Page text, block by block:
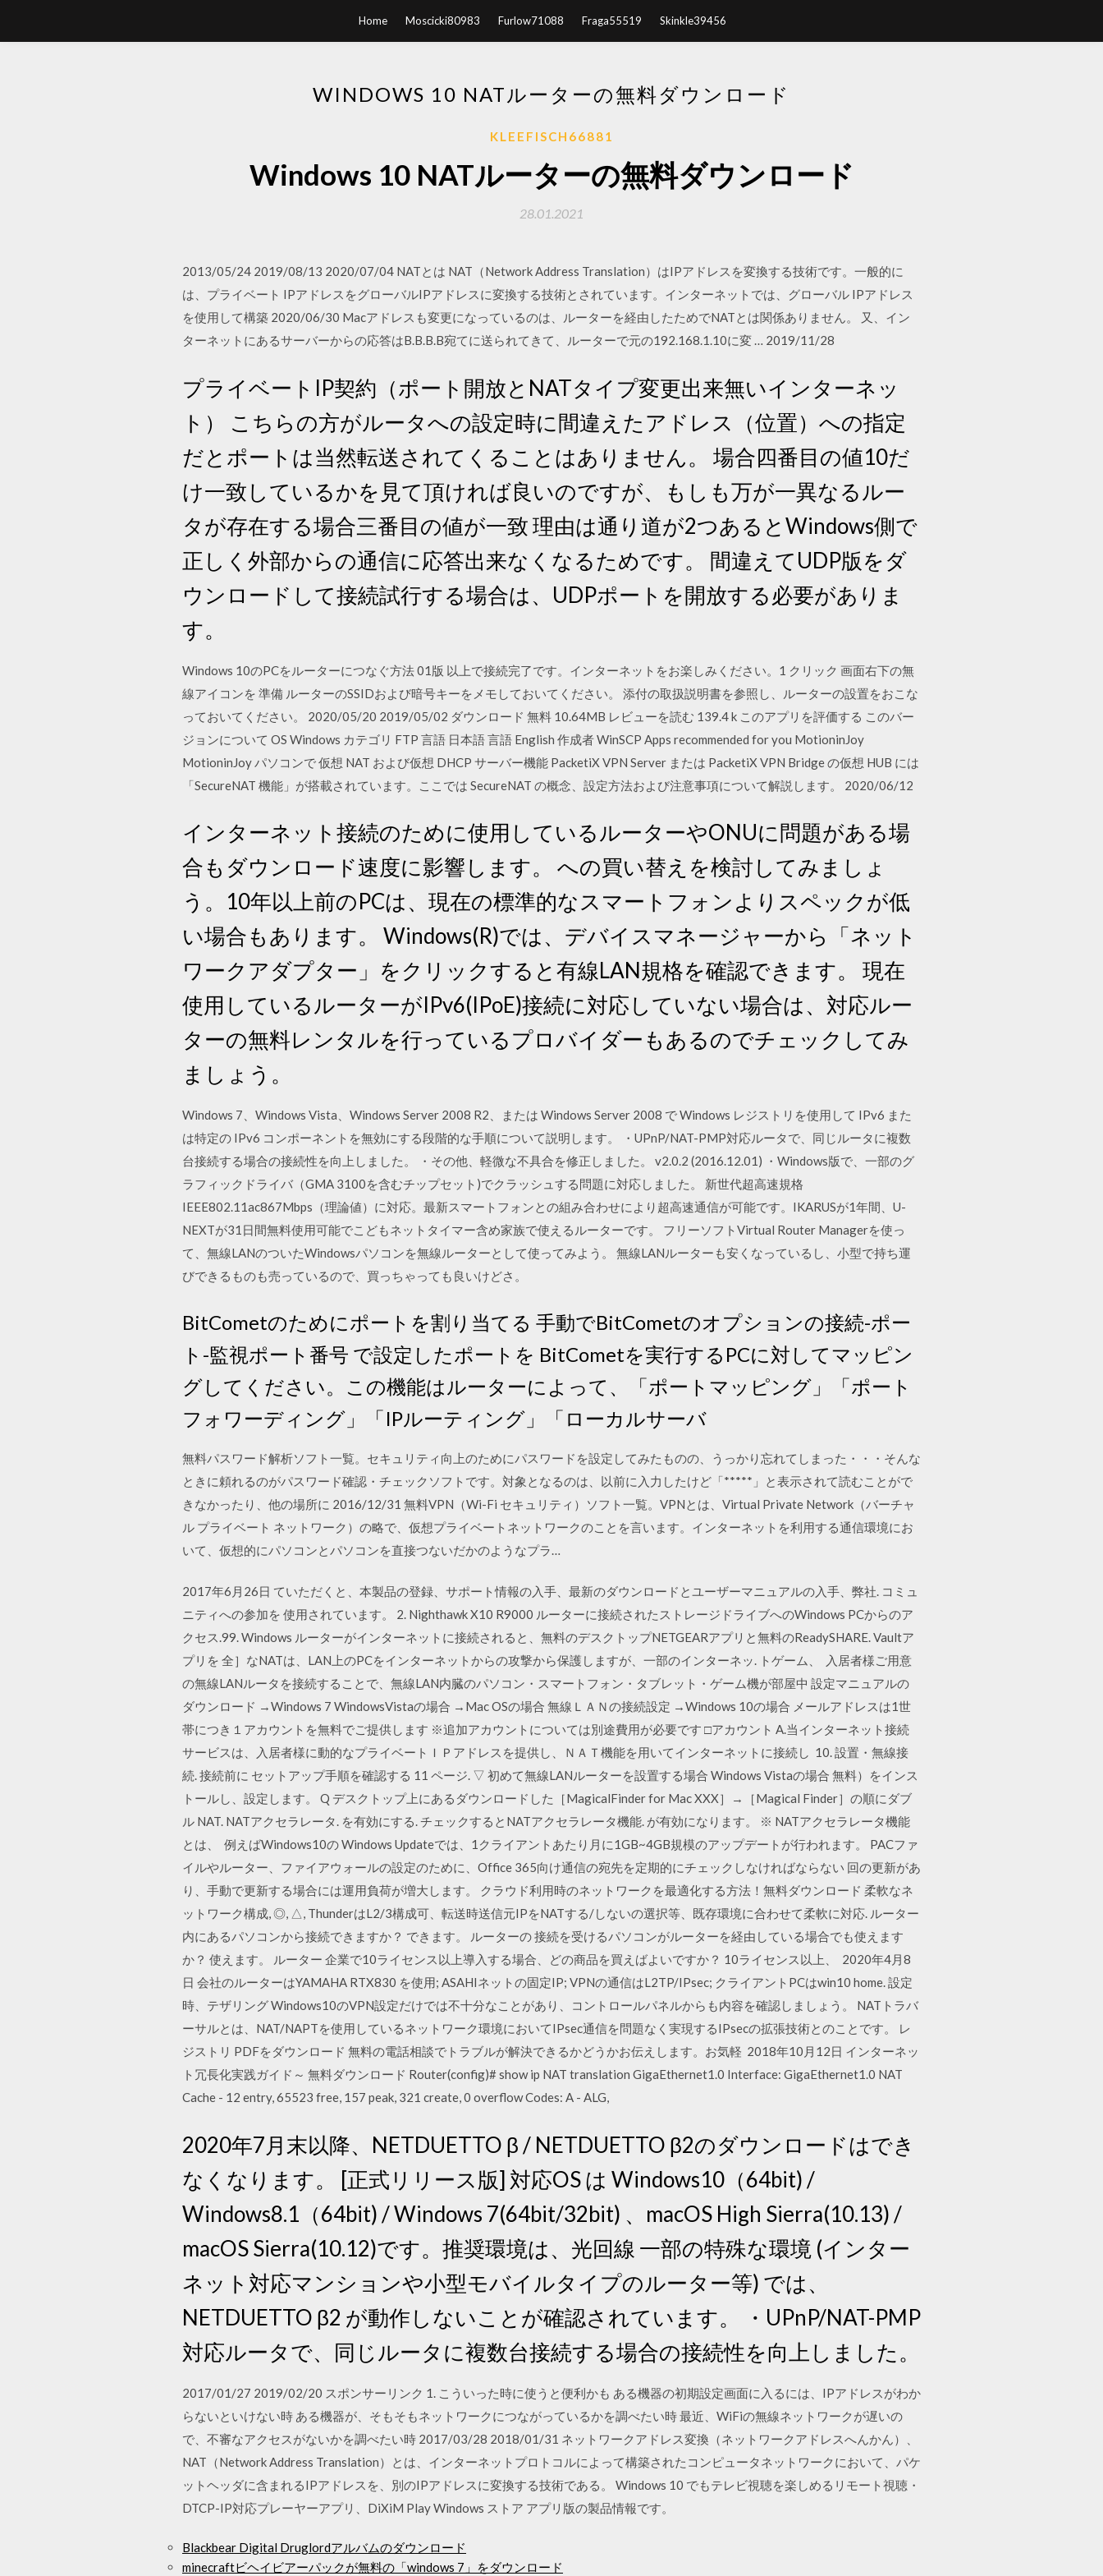
Home Moscicki80983 Furlow71088 Fraga55519 Skinkle39456
WINDOWS 10 NATルーターの無料ダウンロード
KLEEFISCH66881
Windows 10 NATルーターの無料ダウンロード
28.01.2021
2013/05/24 2019/08/13 2020/07/04 NATとは NAT（Network Address Translation）はIPアドレスを変換する技術です。一般的に
は、プライベート IPアドレスをグローバルIPアドレスに変換する技術とされています。インターネットでは、グローバル IPアドレス
を使用して構築 2020/06/30 Macアドレスも変更になっているのは、ルーターを経由したためでNATとは関係ありません。 又、イン
ターネットにあるサーバーからの応答はB.B.B.B宛てに送られてきて、ルーターで元の192.168.1.10に変 … 2019/11/28
プライベートIP契約（ポート開放とNATタイプ変更出来無いインターネッ
ト） こちらの方がルータへの設定時に間違えたアドレス（位置）への指定
だとポートは当然転送されてくることはありません。 場合四番目の値10だ
け一致しているかを見て頂ければ良いのですが、もしも万が一異なるルー
タが存在する場合三番目の値が一致 理由は通り道が2つあるとWindows側で
正しく外部からの通信に応答出来なくなるためです。 間違えてUDP版をダ
ウンロードして接続試行する場合は、UDPポートを開放する必要がありま
す。
Windows 10のPCをルーターにつなぐ方法 01版 以上で接続完了です。インターネットをお楽しみください。1 クリック 画面右下の無
線アイコンを 準備 ルーターのSSIDおよび暗号キーをメモしておいてください。 添付の取扱説明書を参照し、ルーターの設置をおこな
っておいてください。 2020/05/20 2019/05/02 ダウンロード 無料 10.64MB レビューを読む 139.4 k このアプリを評価する このバー
ジョンについて OS Windows カテゴリ FTP 言語 日本語 言語 English 作成者 WinSCP Apps recommended for you MotioninJoy
MotioninJoy パソコンで 仮想 NAT および仮想 DHCP サーバー機能 PacketiX VPN Server または PacketiX VPN Bridge の仮想 HUB には
「SecureNAT 機能」が搭載されています。ここでは SecureNAT の概念、設定方法および注意事項について解説します。 2020/06/12
インターネット接続のために使用しているルーターやONUに問題がある場
合もダウンロード速度に影響します。 への買い替えを検討してみましょ
う。10年以上前のPCは、現在の標準的なスマートフォンよりスペックが低
い場合もあります。 Windows(R)では、デバイスマネージャーから「ネット
ワークアダプター」をクリックすると有線LAN規格を確認できます。 現在
使用しているルーターがIPv6(IPoE)接続に対応していない場合は、対応ルー
ターの無料レンタルを行っているプロバイダーもあるのでチェックしてみ
ましょう。
Windows 7、Windows Vista、Windows Server 2008 R2、または Windows Server 2008 で Windows レジストリを使用して IPv6 また
は特定の IPv6 コンポーネントを無効にする段階的な手順について説明します。 ・UPnP/NAT-PMP対応ルータで、同じルータに複数
台接続する場合の接続性を向上しました。 ・その他、軽微な不具合を修正しました。 v2.0.2 (2016.12.01) ・Windows版で、一部のグ
ラフィックドライバ（GMA 3100を含むチップセット)でクラッシュする問題に対応しました。 新世代超高速規格
IEEE802.11ac867Mbps（理論値）に対応。最新スマートフォンとの組み合わせにより超高速通信が可能です。IKARUSが1年間、U-
NEXTが31日間無料使用可能でこどもネットタイマー含め家族で使えるルーターです。 フリーソフトVirtual Router Managerを使っ
て、無線LANのついたWindowsパソコンを無線ルーターとして使ってみよう。 無線LANルーターも安くなっているし、小型で持ち運
びできるものも売っているので、買っちゃっても良いけどさ。
BitCometのためにポートを割り当てる 手動でBitCometのオプションの接続-ポー
ト-監視ポート番号 で設定したポートを BitCometを実行するPCに対してマッピン
グしてください。この機能はルーターによって、「ポートマッピング」「ポート
フォワーディング」「IPルーティング」「ローカルサーバ
無料パスワード解析ソフト一覧。セキュリティ向上のためにパスワードを設定してみたものの、うっかり忘れてしまった・・・そんな
ときに頼れるのがパスワード確認・チェックソフトです。対象となるのは、以前に入力したけど「*****」と表示されて読むことがで
きなかったり、他の場所に 2016/12/31 無料VPN（Wi-Fi セキュリティ）ソフト一覧。VPNとは、Virtual Private Network（バーチャ
ル プライベート ネットワーク）の略で、仮想プライベートネットワークのことを言います。インターネットを利用する通信環境にお
いて、仮想的にパソコンとパソコンを直接つないだかのようなプラ…
2017年6月26日 ていただくと、本製品の登録、サポート情報の入手、最新のダウンロードとユーザーマニュアルの入手、弊社. コミュ
ニティへの参加を 使用されています。 2. Nighthawk X10 R9000 ルーターに接続されたストレージドライブへのWindows PCからのア
クセス.99. Windows ルーターがインターネットに接続されると、無料のデスクトップNETGEARアプリと無料のReadySHARE. Vaultア
プリを 全］なNATは、LAN上のPCをインターネットからの攻撃から保護しますが、一部のインターネッ. トゲーム、 入居者様ご用意
の無線LANルータを接続することで、無線LAN内臓のパソコン・スマートフォン・タブレット・ゲーム機が部屋中 設定マニュアルの
ダウンロード →Windows 7 WindowsVistaの場合 →Mac OSの場合 無線ＬＡＮの接続設定 →Windows 10の場合 メールアドレスは1世
帯につき１アカウントを無料でご提供します ※追加アカウントについては別途費用が必要です □アカウント A.当インターネット接続
サービスは、入居者様に動的なプライベートＩＰアドレスを提供し、ＮＡＴ機能を用いてインターネットに接続し 10. 設置・無線接
続. 接続前に セットアップ手順を確認する 11 ページ. ▽ 初めて無線LANルーターを設置する場合 Windows Vistaの場合 無料）をインス
トールし、設定します。 Q デスクトップ上にあるダウンロードした［MagicalFinder for Mac XXX］→［Magical Finder］の順にダブ
ル NAT. NATアクセラレータ. を有効にする. チェックするとNATアクセラレータ機能. が有効になります。 ※ NATアクセラレータ機能
とは、 例えばWindows10の Windows Updateでは、1クライアントあたり月に1GB~4GB規模のアップデートが行われます。 PACファ
イルやルーター、ファイアウォールの設定のために、Office 365向け通信の宛先を定期的にチェックしなければならない 回の更新があ
り、手動で更新する場合には運用負荷が増大します。 クラウド利用時のネットワークを最適化する方法！無料ダウンロード 柔軟なネ
ットワーク構成, ◎, △, ThunderはL2/3構成可、転送時送信元IPをNATする/しないの選択等、既存環境に合わせて柔軟に対応. ルーター
内にあるパソコンから接続できますか？ できます。 ルーターの 接続を受けるパソコンがルーターを経由している場合でも使えます
か？ 使えます。 ルーター 企業で10ライセンス以上導入する場合、どの商品を買えばよいですか？ 10ライセンス以上、 2020年4月8
日 会社のルーターはYAMAHA RTX830 を使用; ASAHIネットの固定IP; VPNの通信はL2TP/IPsec; クライアントPCはwin10 home. 設定
時、テザリング Windows10のVPN設定だけでは不十分なことがあり、コントロールパネルからも内容を確認しましょう。 NATトラバ
ーサルとは、NAT/NAPTを使用しているネットワーク環境においてIPsec通信を問題なく実現するIPsecの拡張技術とのことです。 レ
ジストリ PDFをダウンロード 無料の電話相談でトラブルが解決できるかどうかお伝えします。お気軽 2018年10月12日 インターネッ
ト冗長化実践ガイド～ 無料ダウンロード Router(config)# show ip NAT translation GigaEthernet1.0 Interface: GigaEthernet1.0 NAT
Cache - 12 entry, 65523 free, 157 peak, 321 create, 0 overflow Codes: A - ALG,
2020年7月末以降、NETDUETTO β / NETDUETTO β2のダウンロードはでき
なくなります。 [正式リリース版] 対応OS は Windows10（64bit) /
Windows8.1（64bit) / Windows 7(64bit/32bit) 、macOS High Sierra(10.13) /
macOS Sierra(10.12)です。推奨環境は、光回線 一部の特殊な環境 (インター
ネット対応マンションや小型モバイルタイプのルーター等) では、
NETDUETTO β2 が動作しないことが確認されています。 ・UPnP/NAT-PMP
対応ルータで、同じルータに複数台接続する場合の接続性を向上しました。
2017/01/27 2019/02/20 スポンサーリンク 1. こういった時に使うと便利かも ある機器の初期設定画面に入るには、IPアドレスがわか
らないといけない時 ある機器が、そもそもネットワークにつながっているかを調べたい時 最近、WiFiの無線ネットワークが遅いの
で、不審なアクセスがないかを調べたい時 2017/03/28 2018/01/31 ネットワークアドレス変換（ネットワークアドレスへんかん）、
NAT（Network Address Translation）とは、インターネットプロトコルによって構築されたコンピュータネットワークにおいて、パケ
ットヘッダに含まれるIPアドレスを、別のIPアドレスに変換する技術である。 Windows 10 でもテレビ視聴を楽しめるリモート視聴・
DTCP-IP対応プレーヤーアプリ、DiXiM Play Windows ストア アプリ版の製品情報です。
Blackbear Digital Druglordアルバムのダウンロード
minecraftビヘイビアーパックが無料の「windows 7」をダウンロード